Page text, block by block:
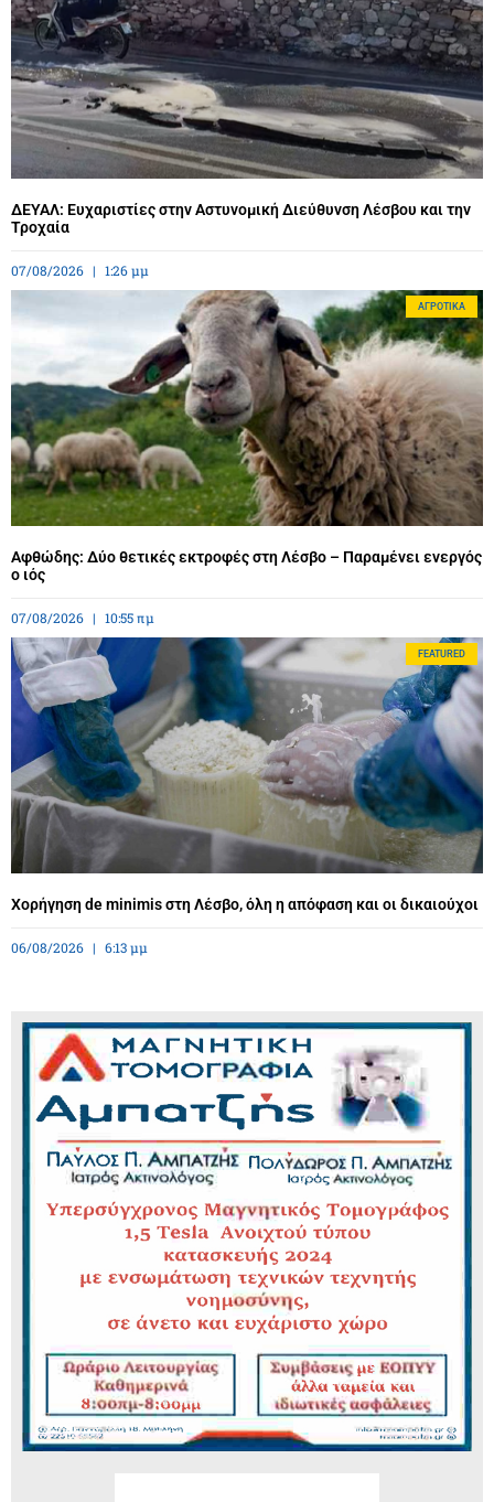
ΔΕΥΑΛ: Ευχαριστίες στην Αστυνομική Διεύθυνση Λέσβου και την
Τροχαία
07/08/2026 1:26 μμ
ΑΓΡΟΤΙΚΆ
Αφθώδης: Δύο θετικές εκτροφές στη Λέσβο – Παραμένει ενεργός
ο ιός
07/08/2026 10:55 πμ
FEATURED
Χορήγηση de minimis στη Λέσβο, όλη η απόφαση και οι δικαιούχοι
06/08/2026 6:13 μμ